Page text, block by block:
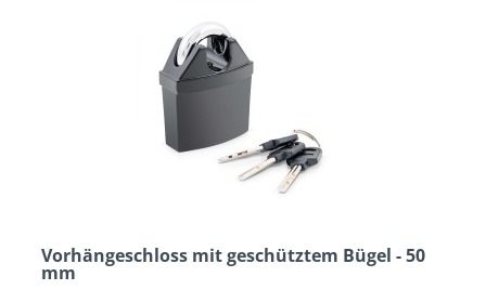
Vorhängeschloss mit geschütztem Bügel - 50
mm